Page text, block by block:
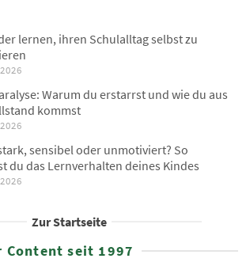
lernen, ihren Schulalltag selbst zu
Warum du erstarrst und wie du aus
kommst
sensibel oder unmotiviert? So
du das Lernverhalten deines Kindes
Zur Startseite
Content seit 1997